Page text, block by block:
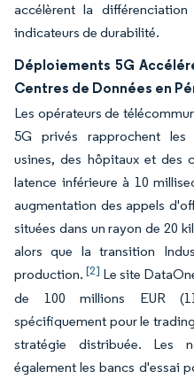
accélèrent la
indicateurs de durabilité.
Déploiements 5G
Centres de Données en
Les opérateurs de
5G privés rapprochent les
usines, des hôpitaux et des
latence inférieure à 10
augmentation des appels
situées dans un rayon de 20
alors que la transition
production. [2] Le site
de 100 millions EUR
spécifiquement pour le
stratégie distribuée. Les
également les bancs d'essai